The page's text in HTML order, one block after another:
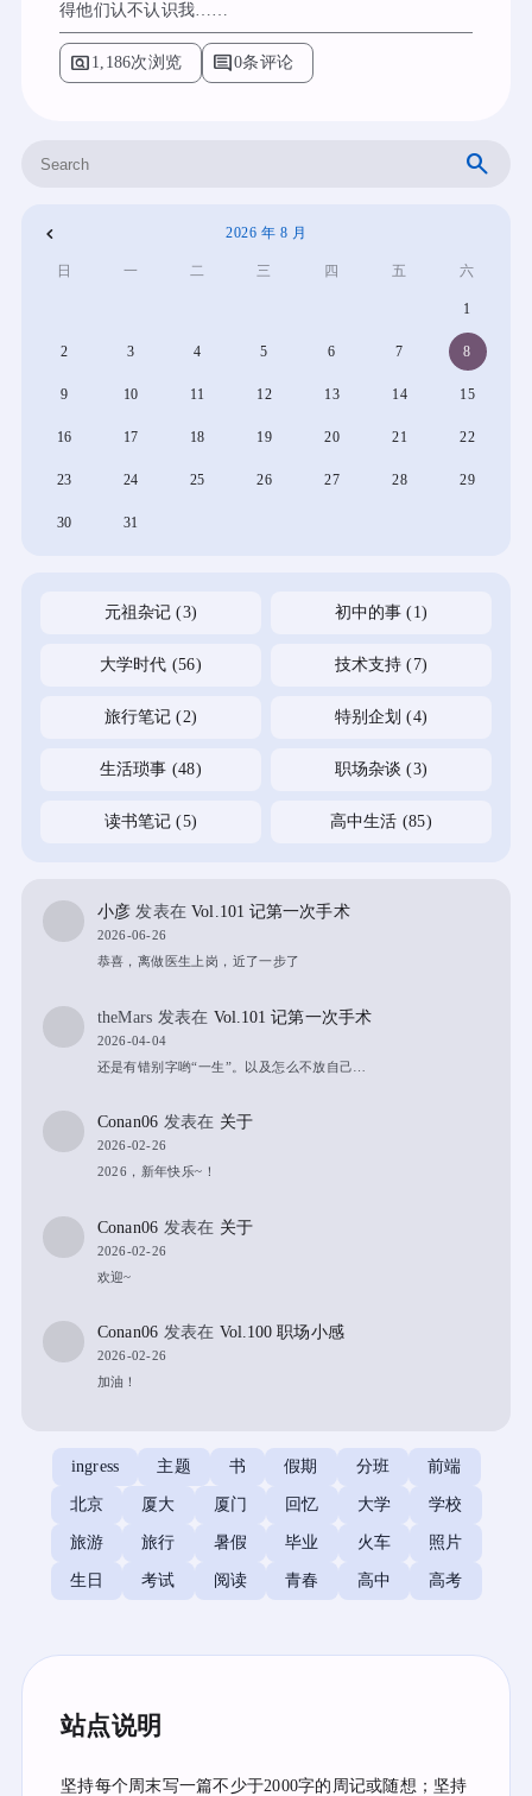
得他们认不认识我……
pageview 1,186次浏览 comment0条评论
2026 年 8 月
日 一 二 三 四 五 六
1
2 3 4 5 6 7 8
9 10 11 12 13 14 15
16 17 18 19 20 21 22
23 24 25 26 27 28 29
30 31
元祖杂记 (3) 初中的事 (1)
大学时代 (56) 技术支持 (7)
旅行笔记 (2) 特别企划 (4)
生活琐事 (48) 职场杂谈 (3)
读书笔记 (5) 高中生活 (85)
小彦 发表在Vol.101 记第一次手术
2026-06-26
恭喜，离做医生上岗，近了一步了
theMars 发表在 Vol.101 记第一次手术
2026-04-04
还是有错别字哟“一生”。以及怎么不放自己…
Conan06 发表在 关于
2026-02-26
2026，新年快乐~！
Conan06 发表在 关于
2026-02-26
欢迎~
Conan06 发表在 Vol.100 职场小感
2026-02-26
加油！
ingress 主题 书 假期 分班 前端
北京 厦大 厦门 回忆 大学 学校
旅游 旅行 暑假 毕业 火车 照片
生日 考试 阅读 青春 高中 高考
站点说明
坚持每个周末写一篇不少于2000字的周记或随想；坚持